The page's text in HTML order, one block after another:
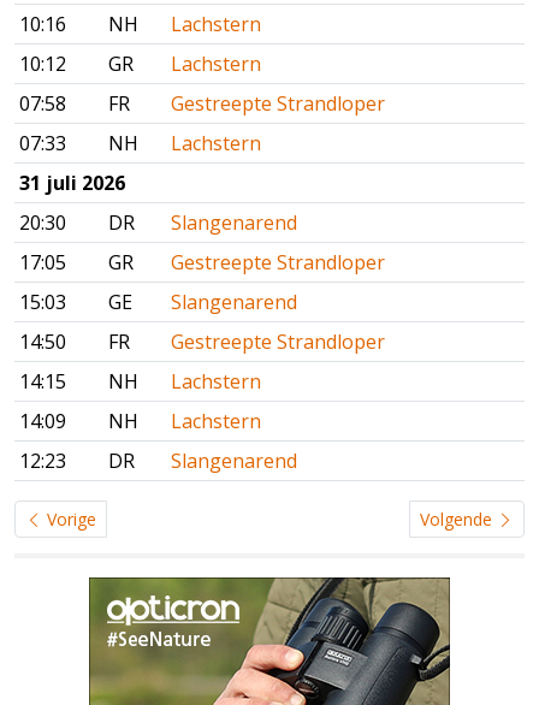
10:16
NH
Lachstern
10:12
GR
Lachstern
07:58
FR
Gestreepte Strandloper
07:33
NH
Lachstern
31 juli 2026
20:30
DR
Slangenarend
17:05
GR
Gestreepte Strandloper
15:03
GE
Slangenarend
14:50
FR
Gestreepte Strandloper
14:15
NH
Lachstern
14:09
NH
Lachstern
12:23
DR Slangenarend
Vorige Volgende